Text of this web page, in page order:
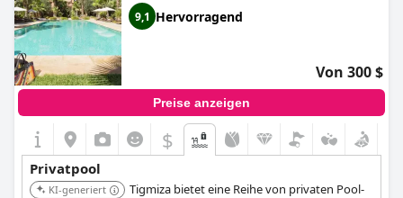
9,1 Hervorragend
Von 300 $
Preise anzeigen
$
Privatpool
KI-generiert
Tigmiza bietet eine Reihe von privaten Pool-